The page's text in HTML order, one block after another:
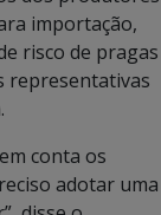
importação,
risco de pragas
representativas
conta os
adotar uma